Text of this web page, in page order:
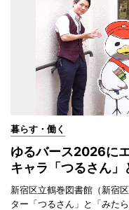
暮らす・働く
ゆるバース2026に
キャラ「つるさん」
新宿区立鶴巻図書館（新宿
ター「つるさん」と「みた